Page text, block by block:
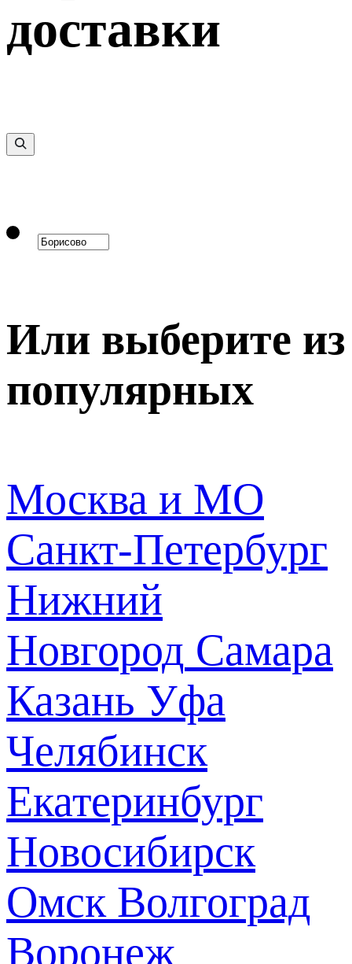
доставки
Или выберите из
популярных
Москва и МО
Санкт-Петербург
Нижний
Новгород Самара
Казань Уфа
Челябинск
Екатеринбург
Новосибирск
Омск Волгоград
Воронеж